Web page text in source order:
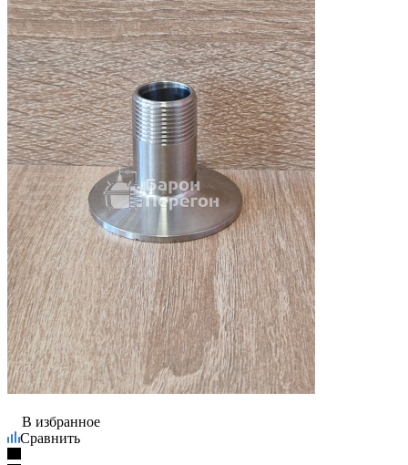
В избранное
Сравнить